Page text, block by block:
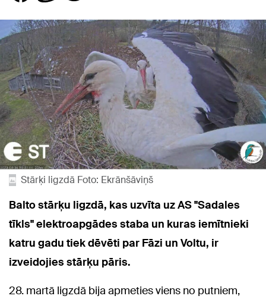
Stārķi ligzdā Foto: Ekrānšāviņš
Balto stārķu ligzdā, kas uzvīta uz AS "Sadales
tīkls" elektroapgādes staba un kuras iemītnieki
katru gadu tiek dēvēti par Fāzi un Voltu, ir
izveidojies stārķu pāris.
28. martā ligzdā bija apmeties viens no putniem,